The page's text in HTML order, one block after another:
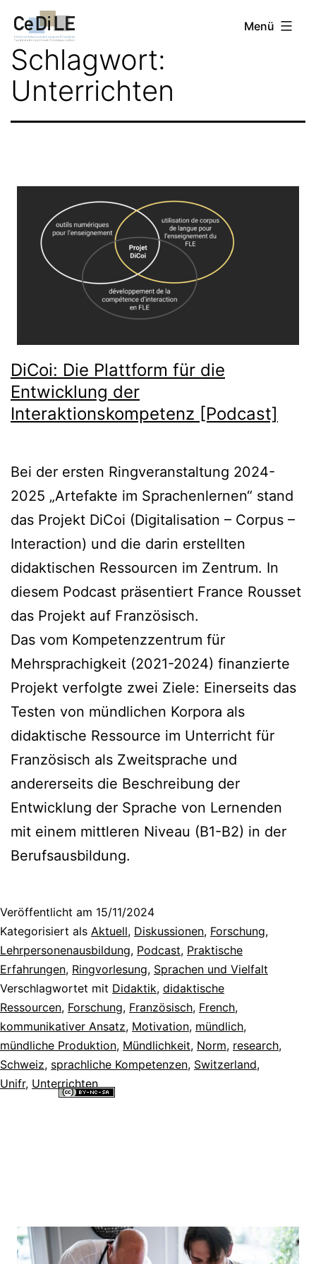
Inhalt
springen
CeDiLE Menü
Schlagwort:
Unterrichten
DiCoi: Die Plattform für die
Entwicklung der
Interaktionskompetenz [Podcast]
Bei der ersten Ringveranstaltung 2024-
2025 „Artefakte im Sprachenlernen“ stand
das Projekt DiCoi (Digitalisation – Corpus –
Interaction) und die darin erstellten
didaktischen Ressourcen im Zentrum. In
diesem Podcast präsentiert France Rousset
das Projekt auf Französisch.
Das vom Kompetenzzentrum für
Mehrsprachigkeit (2021-2024) finanzierte
Projekt verfolgte zwei Ziele: Einerseits das
Testen von mündlichen Korpora als
didaktische Ressource im Unterricht für
Französisch als Zweitsprache und
andererseits die Beschreibung der
Entwicklung der Sprache von Lernenden
mit einem mittleren Niveau (B1-B2) in der
Berufsausbildung.
Veröffentlicht am 15/11/2024
Kategorisiert als Aktuell, Diskussionen, Forschung,
Lehrpersonenausbildung, Podcast, Praktische
Erfahrungen, Ringvorlesung, Sprachen und Vielfalt
Verschlagwortet mit Didaktik, didaktische
Ressourcen, Forschung, Französisch, French,
kommunikativer Ansatz, Motivation, mündlich,
mündliche Produktion, Mündlichkeit, Norm, research,
Schweiz, sprachliche Kompetenzen, Switzerland,
Unifr, Unterrichten